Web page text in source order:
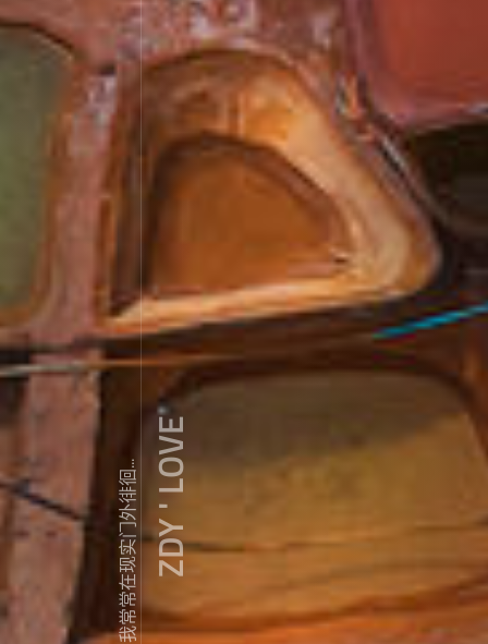
我常常在现实门外徘徊...ZDY ' LOVE